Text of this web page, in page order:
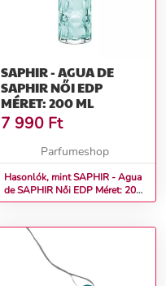
SAPHIR - AGUA DE
SAPHIR NŐI EDP
MÉRET: 200 ML
7 990 Ft
Parfumeshop
Hasonlók, mint SAPHIR - Agua
de SAPHIR Női EDP Méret: 200
ml